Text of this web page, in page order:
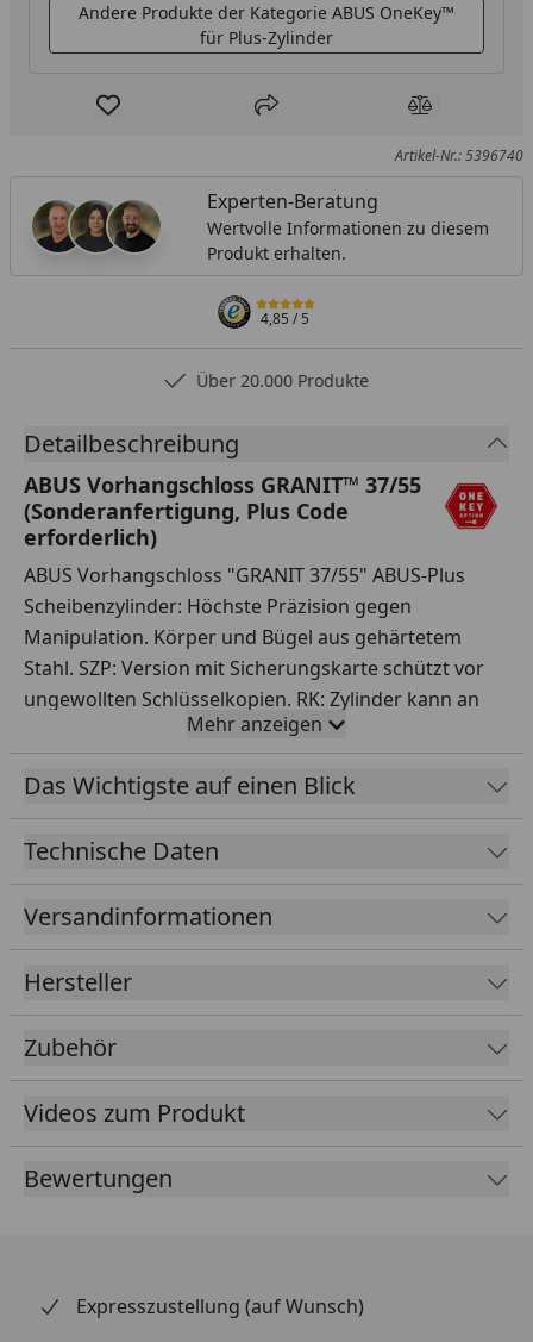
Andere Produkte der Kategorie ABUS OneKey™
für Plus-Zylinder
Produkt zur Wunschliste hinzufügen
Teilen Produkt
Artikel-Nr.: 5396740
Experten-Beratung
Wertvolle Informationen zu diesem
Produkt erhalten.
4,85/ 5
Über 20.000 Produkte
Detailbeschreibung
ABUS Vorhangschloss GRANIT™ 37/55
(Sonderanfertigung, Plus Code
erforderlich)
ABUS Vorhangschloss "GRANIT 37/55" ABUS-Plus
Scheibenzylinder: Höchste Präzision gegen
Manipulation. Körper und Bügel aus gehärtetem
Stahl. SZP: Version mit Sicherungskarte schützt vor
ungewollten Schlüsselkopien. RK: Zylinder kann an
bestehende ABUS-Plus Schließungen angepasst
werden. 2 Schlüssel, davon einer mit LED
Mehr anzeigen
Das Wichtigste auf einen Blick
Technische Daten
Versandinformationen
Hersteller
Zubehör
Videos zum Produkt
Bewertungen
Expresszustellung (auf Wunsch)